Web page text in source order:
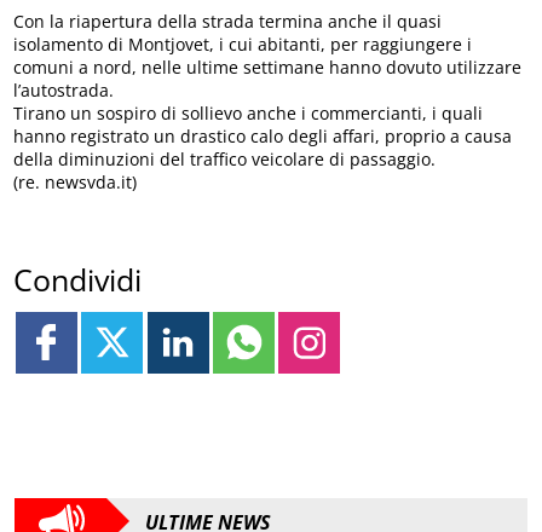
Con la riapertura della strada termina anche il quasi
isolamento di Montjovet, i cui abitanti, per raggiungere i
comuni a nord, nelle ultime settimane hanno dovuto utilizzare
l’autostrada.
Tirano un sospiro di sollievo anche i commercianti, i quali
hanno registrato un drastico calo degli affari, proprio a causa
della diminuzioni del traffico veicolare di passaggio.
(re. newsvda.it)
Condividi
ULTIME NEWS